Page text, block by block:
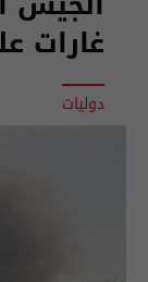
غارات
دوليات